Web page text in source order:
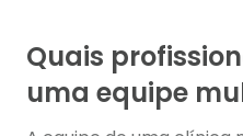
Quais
uma equipe